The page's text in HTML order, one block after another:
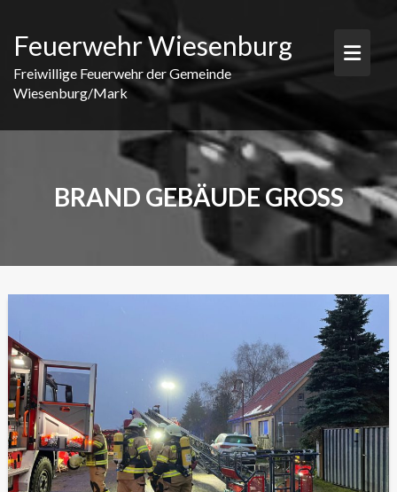
content
Feuerwehr Wiesenburg
Freiwillige Feuerwehr der Gemeinde
Wiesenburg/Mark
BRAND GEBÄUDE GROSS